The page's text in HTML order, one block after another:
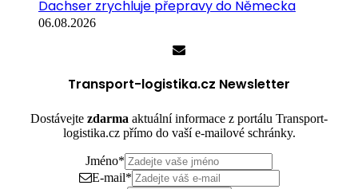
Dachser zrychluje přepravy do Německa
06.08.2026
Transport-logistika.cz Newsletter
Dostávejte zdarma aktuální informace z portálu Transport-
logistika.cz přímo do vaší e-mailové schránky.
Jméno*
E-mail*